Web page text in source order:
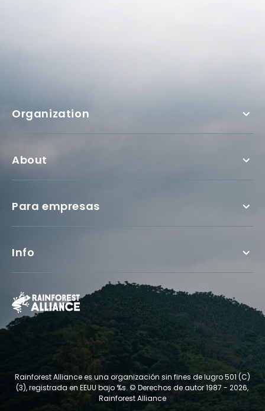
Organization
About
Para empresas
Info
Rainforest Alliance es una organización sin fines de lugro 501 (C)
(3), registrada en EEUU bajo %s. © Derechos de autor 1987 - 2026,
Rainforest Alliance